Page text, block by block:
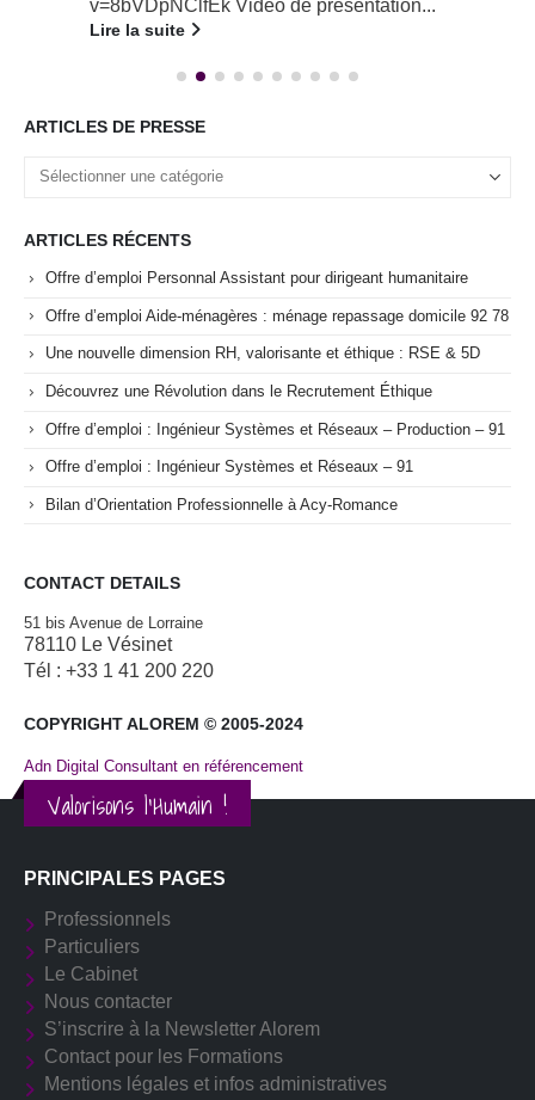
v=8bVDpNClfEk Video de présentation...
Lire la suite
ARTICLES DE PRESSE
ARTICLES RÉCENTS
Offre d’emploi Personnal Assistant pour dirigeant humanitaire
Offre d’emploi Aide-ménagères : ménage repassage domicile 92 78
Une nouvelle dimension RH, valorisante et éthique : RSE & 5D
Découvrez une Révolution dans le Recrutement Éthique
Offre d’emploi : Ingénieur Systèmes et Réseaux – Production – 91
Offre d’emploi : Ingénieur Systèmes et Réseaux – 91
Bilan d’Orientation Professionnelle à Acy-Romance
CONTACT DETAILS
51 bis Avenue de Lorraine
78110 Le Vésinet
Tél : +33 1 41 200 220
COPYRIGHT ALOREM © 2005-2024
Adn Digital Consultant en référencement
Valorisons l'Humain !
PRINCIPALES PAGES
Professionnels
Particuliers
Le Cabinet
Nous contacter
S’inscrire à la Newsletter Alorem
Contact pour les Formations
Mentions légales et infos administratives